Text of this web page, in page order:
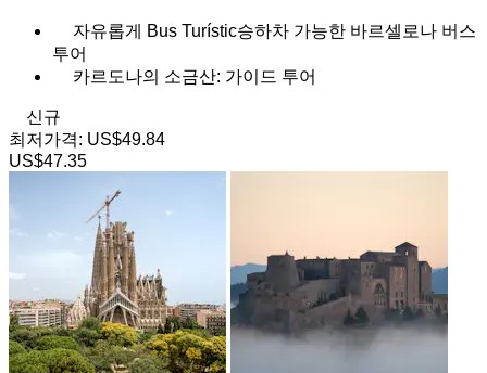
자유롭게 Bus Turístic승하차 가능한 바르셀로나 버스
투어
카르도나의 소금산: 가이드 투어
신규
최저가격: US$49.84
US$47.35